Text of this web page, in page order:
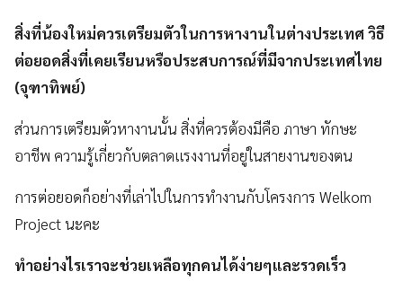
สิ่งที่น้องใหม่ควรเตรียมตัวในการหางานในต่างประเทศ วิธี
ต่อยอดสิ่งที่เคยเรียนหรือประสบการณ์ที่มีจากประเทศไทย
(จุฑาทิพย์)
ส่วนการเตรียมตัวหางานนั้น สิ่งที่ควรต้องมีคือ ภาษา ทักษะ
อาชีพ ความรู้เกี่ยวกับตลาดแรงงานที่อยู่ในสายงานของตน
การต่อยอดก็อย่างที่เล่าไปในการทำงานกับโครงการ Welkom
Project นะคะ
ทำอย่างไรเราจะช่วยเหลือทุกคนได้ง่ายๆและรวดเร็ว